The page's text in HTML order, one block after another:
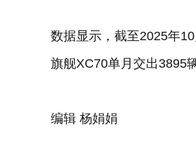
数据显示，截至2025年
旗舰XC70单月交出3895
编辑 杨娟娟